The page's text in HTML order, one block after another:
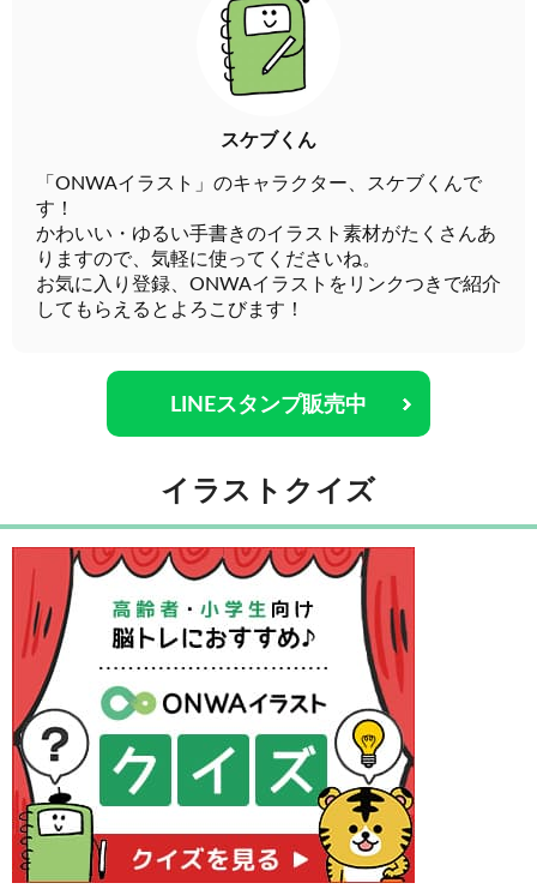
スケブくん
「ONWAイラスト」のキャラクター、スケブくんで
す！
かわいい・ゆるい手書きのイラスト素材がたくさんあ
りますので、気軽に使ってくださいね。
お気に入り登録、ONWAイラストをリンクつきで紹介
してもらえるとよろこびます！
LINEスタンプ販売中
イラストクイズ